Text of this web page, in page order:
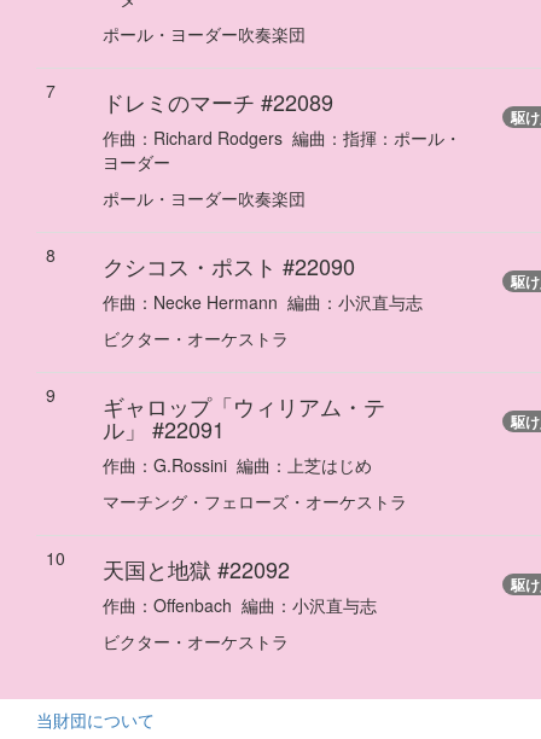
ポール・ヨーダー吹奏楽団
7 ドレミのマーチ #22089
作曲： Richard Rodgers 編曲： 指揮：ポール・
ヨーダー
ポール・ヨーダー吹奏楽団
駆
8 クシコス・ポスト #22090
作曲： Necke Hermann 編曲： 小沢直与志
ビクター・オーケストラ
駆
9 ギャロップ「ウィリアム・テ
ル」 #22091
作曲： G.Rossini 編曲： 上芝はじめ
マーチング・フェローズ・オーケストラ
駆
10 天国と地獄 #22092
作曲： Offenbach 編曲： 小沢直与志
ビクター・オーケストラ
駆
当財団について